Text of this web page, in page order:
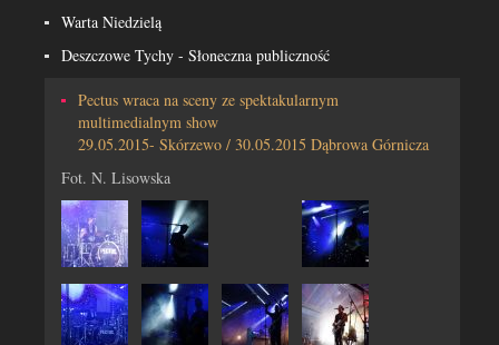
Warta Niedzielą
Deszczowe Tychy - Słoneczna publiczność
Pectus wraca na sceny ze spektakularnym
multimedialnym show
29.05.2015- Skórzewo / 30.05.2015 Dąbrowa Górnicza
Fot. N. Lisowska